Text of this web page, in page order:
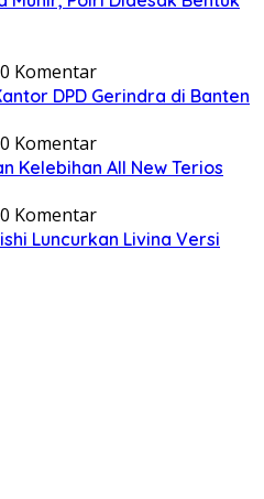
0 Komentar
DPD Gerindra di Banten
0 Komentar
Kelebihan All New Terios
0 Komentar
Luncurkan Livina Versi